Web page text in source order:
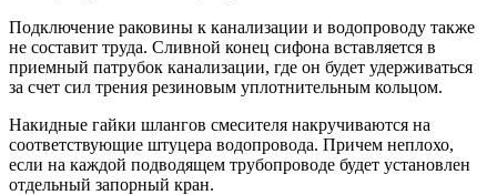
Подключение раковины к канализации и водопроводу также
не составит труда. Сливной конец сифона вставляется в
приемный патрубок канализации, где он будет удерживаться
за счет сил трения резиновым уплотнительным кольцом.
Накидные гайки шлангов смесителя накручиваются на
соответствующие штуцера водопровода. Причем неплохо,
если на каждой подводящем трубопроводе будет установлен
отдельный запорный кран.